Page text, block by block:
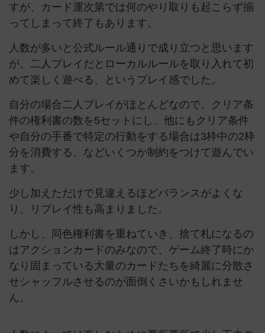
すが、カード運次第では何のやり取りも起こらず揃
ってしまって終了もあります。
人数が多いと公式ルール通りで成り立つと思います
が、二人プレイだとローカルルールを取り入れて初
めて楽しく遊べる、というプレイ感でした。
自分の場合二人プレイがほとんどなので、クリア条
件の権利書の数を5セットにし、他にもクリア条件
や自分の手番で特定の行動をする場合は3枠中の2枠
分を消費する、などいくつか制約をつけて遊んでい
ます。
少し加えただけで見違えるほどバランスがよくな
り、リプレイ性も高まりました。
しかし、同色権利書を重ねていき、捨て札になるの
はアクションカードのみなので、ゲーム終了時にか
なり固まっている大量のカードたちを綺麗に分散さ
せシャッフルさせるのが面倒くさいかもしれませ
ん。